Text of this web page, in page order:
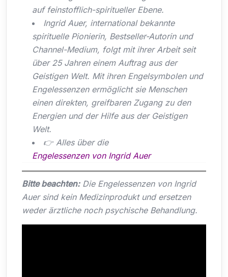
auf feinstofflich-spiritueller Ebene.
Ingrid Auer, international bekannte
spirituelle Pionierin, Bestseller-Autorin und
Channel-Medium, folgt mit ihrer Arbeit seit
über 25 Jahren einem Auftrag aus der
Geistigen Welt. Mit ihren Engelsymbolen und
Engelessenzen ermöglicht sie Menschen
einen direkten, greifbaren Zugang zu den
Energien und der Hilfe aus der Geistigen
Welt.
👉 Alles über die
Engelessenzen von Ingrid Auer
Bitte beachten:Die Engelessenzen von Ingrid
Auer sind kein Medizinprodukt und ersetzen
weder ärztliche noch psychische Behandlung.